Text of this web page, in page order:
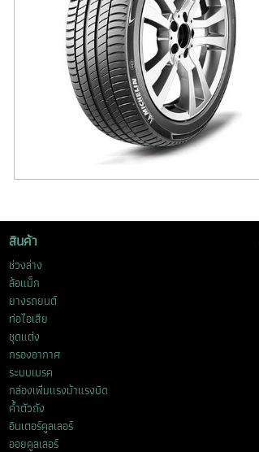
สินค้า
ช่วงล่าง
ล้อแม็ก
ยางรถยนต์
ท่อไอเสีย
ชุดแต่ง
กรองอากาศ
ระบบเบรค
กล่องเพิ่มแรงม้าแรงบิด
ค้ำตัวถัง
อินเตอร์คูลเลอร์
ออยคูลเลอร์